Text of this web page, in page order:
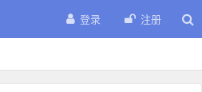
登录 注册